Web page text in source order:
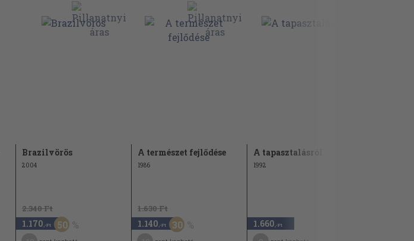
Brazilvörös
2004
2.340 Ft
1.170 ,-Ft 50
A természet fejlődése
1986
1.630 Ft
1.140 ,-Ft 30
A tapasztalásról
1992
1.660 ,-Ft